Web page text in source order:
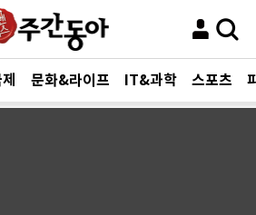
문화&라이프 IT&과학 스포츠